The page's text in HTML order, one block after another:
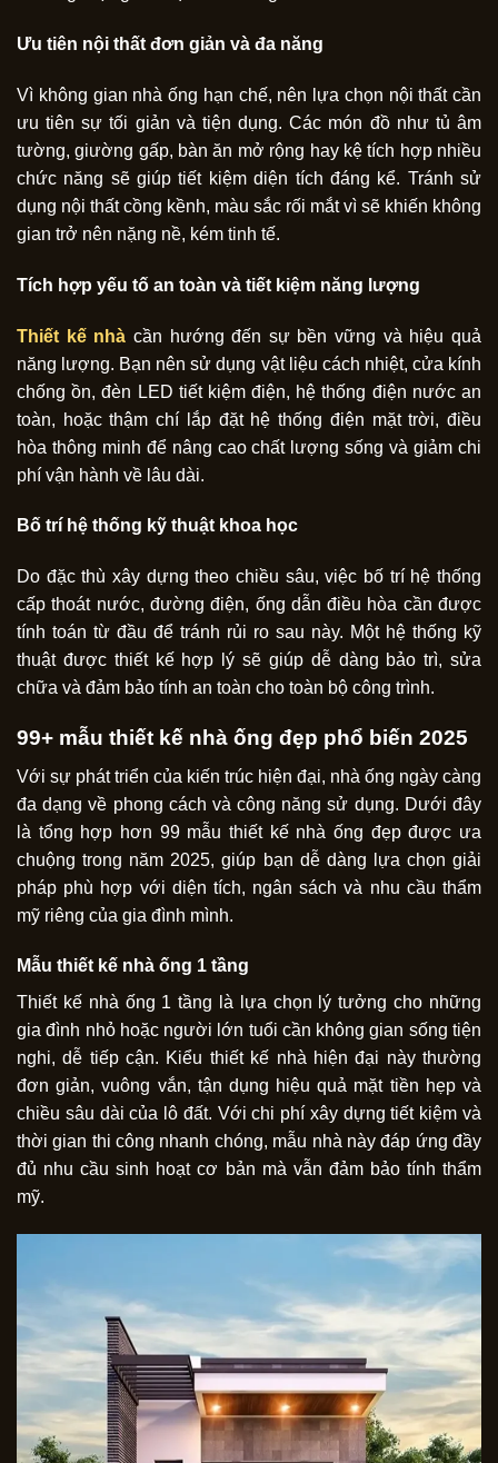
Ưu tiên nội thất đơn giản và đa năng
Vì không gian nhà ống hạn chế, nên lựa chọn nội thất cần
ưu tiên sự tối giản và tiện dụng. Các món đồ như tủ âm
tường, giường gấp, bàn ăn mở rộng hay kệ tích hợp nhiều
chức năng sẽ giúp tiết kiệm diện tích đáng kể. Tránh sử
dụng nội thất cồng kềnh, màu sắc rối mắt vì sẽ khiến không
gian trở nên nặng nề, kém tinh tế.
Tích hợp yếu tố an toàn và tiết kiệm năng lượng
Thiết kế nhà cần hướng đến sự bền vững và hiệu quả
năng lượng. Bạn nên sử dụng vật liệu cách nhiệt, cửa kính
chống ồn, đèn LED tiết kiệm điện, hệ thống điện nước an
toàn, hoặc thậm chí lắp đặt hệ thống điện mặt trời, điều
hòa thông minh để nâng cao chất lượng sống và giảm chi
phí vận hành về lâu dài.
Bố trí hệ thống kỹ thuật khoa học
Do đặc thù xây dựng theo chiều sâu, việc bố trí hệ thống
cấp thoát nước, đường điện, ống dẫn điều hòa cần được
tính toán từ đầu để tránh rủi ro sau này. Một hệ thống kỹ
thuật được thiết kế hợp lý sẽ giúp dễ dàng bảo trì, sửa
chữa và đảm bảo tính an toàn cho toàn bộ công trình.
99+ mẫu thiết kế nhà ống đẹp phổ biến 2025
Với sự phát triển của kiến trúc hiện đại, nhà ống ngày càng
đa dạng về phong cách và công năng sử dụng. Dưới đây
là tổng hợp hơn 99 mẫu thiết kế nhà ống đẹp được ưa
chuộng trong năm 2025, giúp bạn dễ dàng lựa chọn giải
pháp phù hợp với diện tích, ngân sách và nhu cầu thẩm
mỹ riêng của gia đình mình.
Mẫu thiết kế nhà ống 1 tầng
Thiết kế nhà ống 1 tầng là lựa chọn lý tưởng cho những
gia đình nhỏ hoặc người lớn tuổi cần không gian sống tiện
nghi, dễ tiếp cận. Kiểu thiết kế nhà hiện đại này thường
đơn giản, vuông vắn, tận dụng hiệu quả mặt tiền hẹp và
chiều sâu dài của lô đất. Với chi phí xây dựng tiết kiệm và
thời gian thi công nhanh chóng, mẫu nhà này đáp ứng đầy
đủ nhu cầu sinh hoạt cơ bản mà vẫn đảm bảo tính thẩm
mỹ.